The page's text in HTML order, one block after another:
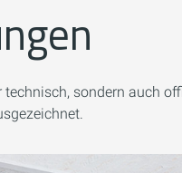
sondern auch